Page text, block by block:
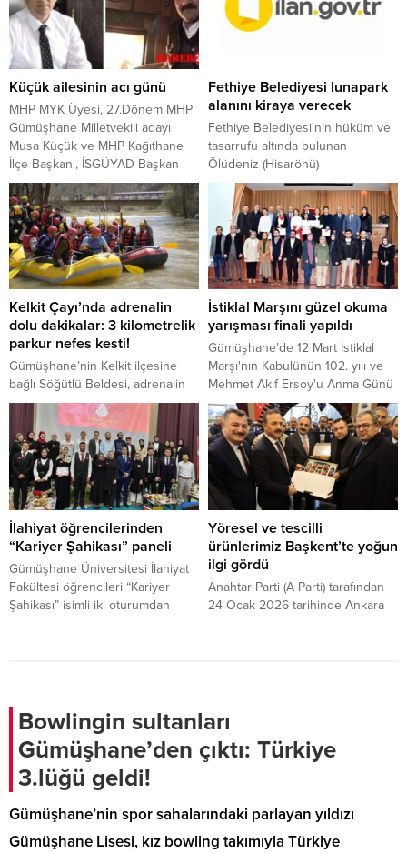
Küçük ailesinin acı günü
MHP MYK Üyesi, 27.Dönem MHP
Gümüşhane Milletvekili adayı
Musa Küçük ve MHP Kağıthane
İlçe Başkanı, İSGÜYAD Başkan
Vekili Nafis Küçük’ün babası Naci
Küçük vefat etti.
Fethiye Belediyesi lunapark
alanını kiraya verecek
Fethiye Belediyesi'nin hüküm ve
tasarrufu altında bulunan
Ölüdeniz (Hisarönü)
Mahallesi'ndeki 8.925,29 m²
yüzölçümlü taşınmaz, Lunapark
olarak işletilmek üzere 2886 Sayılı
Devlet İhale Kanunu'nun 45.
maddesine göre Açık Teklif Usulü
ile kiraya verilecek.
Kelkit Çayı’nda adrenalin
dolu dakikalar: 3 kilometrelik
parkur nefes kesti!
Gümüşhane’nin Kelkit ilçesine
bağlı Söğütlü Beldesi, adrenalin
dolu bir organizasyona ev
sahipliği yaptı. Kelkit Çayı
üzerinde hazırlanan 3 kilometrelik
özel parkurda gerçekleştirilen
rafting etkinliği, profesyonel
ekipler ve vatandaşların katılımıyla
görsel bir şölene dönüştü. Doğa
sporlarının Gümüşhane’deki yeni
adresi olan Söğütlü’de, katılımcılar
hem akarsuyun debisiyle
mücadele etti hem de bölgenin
turizm...
İstiklal Marşını güzel okuma
yarışması finali yapıldı
Gümüşhane’de 12 Mart İstiklal
Marşı'nın Kabulünün 102. yılı ve
Mehmet Akif Ersoy'u Anma Günü
etkinlikleri kapsamında İl Milli
Eğitim Müdürlüğü tarafından
düzenlenen "İstiklal Marşı'nı
Güzel Okuma Yarışması" il finali
Rehberlik Araştırma Merkezi
konferans salonunda gerçekleşti.
İlahiyat öğrencilerinden
“Kariyer Şahikası” paneli
Gümüşhane Üniversitesi İlahiyat
Fakültesi öğrencileri “Kariyer
Şahikası” isimli iki oturumdan
Yöresel ve tescilli
ürünlerimiz Başkent’te yoğun
ilgi gördü
Anahtar Parti (A Parti) tarafından
24 Ocak 2026 tarihinde Ankara
sağladı. Genel Başkan Yavuz
Ağıralioğlu’nun katılımıyla
gerçekleştirilen programa, parti
yoğun ilgi gösterdi.
Bowlingin sultanları
Gümüşhane’den çıktı: Türkiye
3.lüğü geldi!
Gümüşhane’nin spor sahalarındaki parlayan yıldızı
Gümüşhane Lisesi, kız bowling takımıyla Türkiye